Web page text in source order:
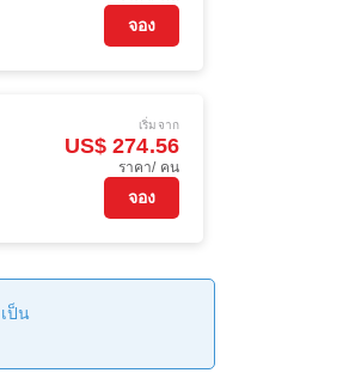
จอง
เริ่มจาก
US$ 274.56
ราคา/ คน
จอง
ป็น